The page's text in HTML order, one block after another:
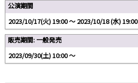
公演期間
2023/10/17(火) 19:00 〜 2023/10/18 (水) 19:00
販売期間: 一般発売
2023/09/30(土) 10:00 〜